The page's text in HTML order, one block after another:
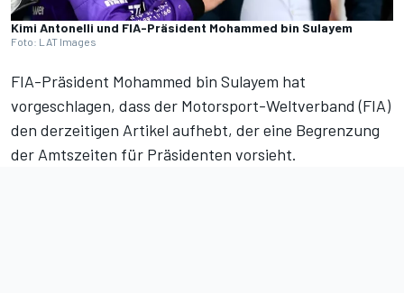
Kimi Antonelli und FIA-Präsident Mohammed bin Sulayem
Foto: LAT Images
FIA-Präsident Mohammed bin Sulayem hat
vorgeschlagen, dass der Motorsport-Weltverband (FIA)
den derzeitigen Artikel aufhebt, der eine Begrenzung
der Amtszeiten für Präsidenten vorsieht.